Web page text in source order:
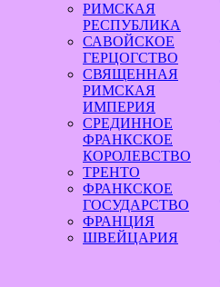
РИМСКАЯ
РЕСПУБЛИКА
САВОЙСКОЕ
ГЕРЦОГСТВО
СВЯЩЕННАЯ
РИМСКАЯ
ИМПЕРИЯ
СРЕДИННОЕ
ФРАНКСКОЕ
КОРОЛЕВСТВО
ТРЕНТО
ФРАНКСКОЕ
ГОСУДАРСТВО
ФРАНЦИЯ
ШВЕЙЦАРИЯ